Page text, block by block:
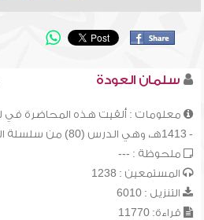
سلمان العودة
- 1413هـ، وهي الدرس (80) من سلسلة الدروس العلمية العامة.
ملحوظة : ---
المستمعين : 1238
التنزيل : 6010
قراءة: 11770